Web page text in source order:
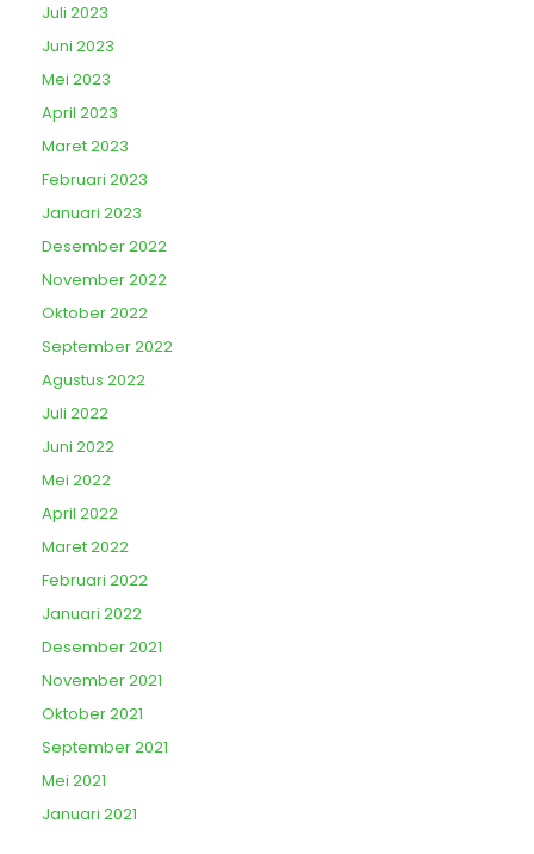
Juli 2023
Juni 2023
Mei 2023
April 2023
Maret 2023
Februari 2023
Januari 2023
Desember 2022
November 2022
Oktober 2022
September 2022
Agustus 2022
Juli 2022
Juni 2022
Mei 2022
April 2022
Maret 2022
Februari 2022
Januari 2022
Desember 2021
November 2021
Oktober 2021
September 2021
Mei 2021
Januari 2021